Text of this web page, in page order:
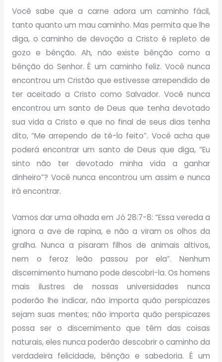
Você sabe que a carne adora um caminho fácil,
tanto quanto um mau caminho. Mas permita que lhe
diga, o caminho de devoção a Cristo é repleto de
gozo e bênção. Ah, não existe bênção como a
bênção do Senhor. É um caminho feliz. Você nunca
encontrou um Cristão que estivesse arrependido de
ter aceitado a Cristo como Salvador. Você nunca
encontrou um santo de Deus que tenha devotado
sua vida a Cristo e que no final de seus dias tenha
dito, “Me arrependo de tê-lo feito”. Você acha que
poderá encontrar um santo de Deus que diga, “Eu
sinto não ter devotado minha vida a ganhar
dinheiro”? Você nunca encontrou um assim e nunca
irá encontrar.
Vamos dar uma olhada em Jó 28:7-8: “Essa vereda a
ignora a ave de rapina, e não a viram os olhos da
gralha. Nunca a pisaram filhos de animais altivos,
nem o feroz leão passou por ela”. Nenhum
discernimento humano pode descobri-la. Os homens
mais ilustres de nossas universidades nunca
poderão lhe indicar, não importa quão perspicazes
sejam suas mentes; não importa quão perspicazes
possa ser o discernimento que têm das coisas
naturais, eles nunca poderão descobrir o caminho da
verdadeira felicidade, bênção e sabedoria. É um